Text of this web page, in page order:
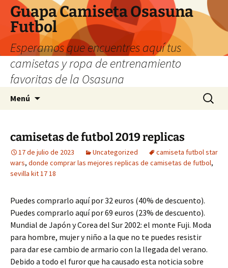
Guapa Camiseta Osasuna
Futbol
Esperamos que encuentres aquí tus
camisetas y ropa de entrenamiento
favoritas de la Osasuna
Menú Buscar:
camisetas de futbol 2019 replicas
17 de julio de 2023 Uncategorized
camiseta futbol star
wars, donde comprar las mejores replicas de camisetas de futbol,
sevilla kit 17 18
Puedes comprarlo aquí por 32 euros (40% de descuento).
Puedes comprarlo aquí por 69 euros (23% de descuento).
Mundial de Japón y Corea del Sur 2002: el monte Fuji. Moda
para hombre, mujer y niño a la que no te puedes resistir
para dar ese cambio de armario con la llegada del verano.
Debido a todo el furor que ha causado esta noticia sobre